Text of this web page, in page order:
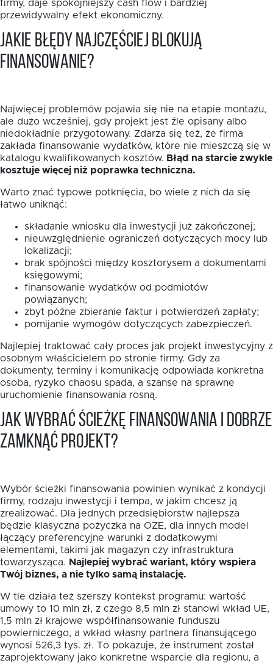
firmy, daje spokojniejszy cash flow i bardziej
przewidywalny efekt ekonomiczny.
Jakie błędy najczęściej blokują
finansowanie?
Najwięcej problemów pojawia się nie na etapie montażu,
ale dużo wcześniej, gdy projekt jest źle opisany albo
niedokładnie przygotowany. Zdarza się też, że firma
zakłada finansowanie wydatków, które nie mieszczą się w
katalogu kwalifikowanych kosztów. Błąd na starcie zwykle
kosztuje więcej niż poprawka techniczna.
Warto znać typowe potknięcia, bo wiele z nich da się
łatwo uniknąć:
składanie wniosku dla inwestycji już zakończonej;
nieuwzględnienie ograniczeń dotyczących mocy lub
lokalizacji;
brak spójności między kosztorysem a dokumentami
księgowymi;
finansowanie wydatków od podmiotów
powiązanych;
zbyt późne zbieranie faktur i potwierdzeń zapłaty;
pomijanie wymogów dotyczących zabezpieczeń.
Najlepiej traktować cały proces jak projekt inwestycyjny z
osobnym właścicielem po stronie firmy. Gdy za
dokumenty, terminy i komunikację odpowiada konkretna
osoba, ryzyko chaosu spada, a szanse na sprawne
uruchomienie finansowania rosną.
Jak wybrać ścieżkę finansowania i dobrze
zamknąć projekt?
Wybór ścieżki finansowania powinien wynikać z kondycji
firmy, rodzaju inwestycji i tempa, w jakim chcesz ją
zrealizować. Dla jednych przedsiębiorstw najlepsza
będzie klasyczna pożyczka na OZE, dla innych model
łączący preferencyjne warunki z dodatkowymi
elementami, takimi jak magazyn czy infrastruktura
towarzysząca. Najlepiej wybrać wariant, który wspiera
Twój biznes, a nie tylko samą instalację.
W tle działa też szerszy kontekst programu: wartość
umowy to 10 mln zł, z czego 8,5 mln zł stanowi wkład UE,
1,5 mln zł krajowe współfinansowanie funduszu
powierniczego, a wkład własny partnera finansującego
wynosi 526,3 tys. zł. To pokazuje, że instrument został
zaprojektowany jako konkretne wsparcie dla regionu, a